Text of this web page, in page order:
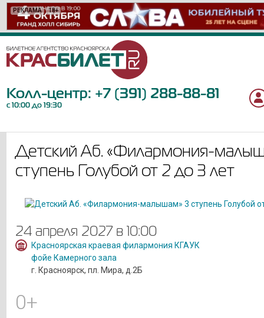
РЕКЛАМА 18+
РЕКЛАМА 6+
РЕКЛАМА 12+
РЕКЛАМА 16+
РЕКЛАМА 0+
РЕКЛАМА 6+
РЕКЛАМА 12+
РЕКЛАМА 6+
РЕКЛАМА 18+
РЕКЛАМА 12+
РЕКЛАМА 6+
РЕКЛАМА 12+
РЕКЛАМА 16+
РЕКЛАМА 12+
РЕКЛАМА 6+
РЕКЛАМА 6+
РЕКЛАМА 12+
РЕКЛАМА 12+
РЕКЛАМА 12+
РЕКЛАМА 12+
Колл-центр: +7 (391) 288-88-81
с 10:00 до 19:30
Детский Аб. «Филармония-
ступень Голубой от 2 до 3 лет
24 апреля 2027 в 10:00
Красноярская краевая филармония КГАУК
фойе Камерного зала
г. Красноярск, пл. Мира, д.2Б
0+